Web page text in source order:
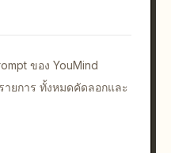
ของ YouMind
ยการ ทั้งหมดคัดลอกและ